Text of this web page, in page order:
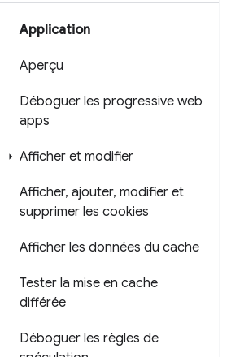
Application
Aperçu
Déboguer les progressive web
apps
Afficher et modifier
Afficher, ajouter, modifier et
supprimer les cookies
Afficher les données du cache
Tester la mise en cache
différée
Déboguer les règles de